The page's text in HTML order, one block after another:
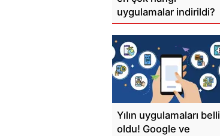
uygulamalar indirildi?
Yılın uygulamaları belli
oldu! Google ve